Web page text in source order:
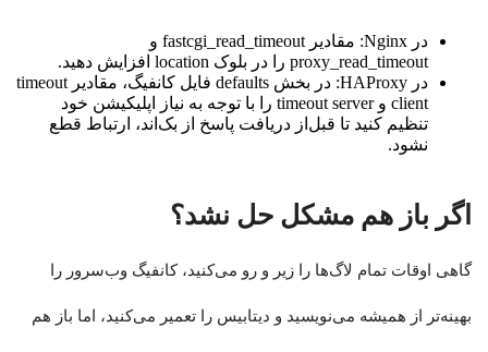
در Nginx: مقادیر fastcgi_read_timeout و
proxy_read_timeout را در بلوک location افزایش دهید.
در HAProxy: در بخش defaults فایل کانفیگ، مقادیر timeout
client و timeout server را با توجه به نیاز اپلیکیشن خود
تنظیم کنید تا قبل‌از دریافت پاسخ از بک‌اند، ارتباط قطع
نشود.
اگر باز هم مشکل حل نشد؟
گاهی اوقات تمام لاگ‌ها را زیر و رو می‌کنید، کانفیگ وب‌سرور را
بهینه‌تر از همیشه می‌نویسید و دیتابیس را تعمیر می‌کنید، اما باز هم